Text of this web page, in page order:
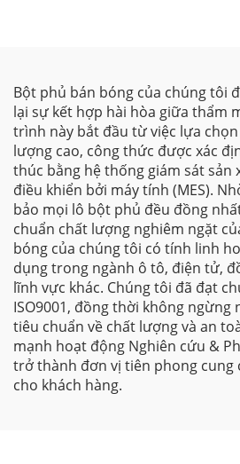
Bột phủ bán bóng của chúng tôi
lại sự kết hợp hài hòa giữa thẩm
trình này bắt đầu từ việc lựa
lượng cao, công thức được xác
thúc bằng hệ thống giám sát sản
điều khiển bởi máy tính (MES).
bảo mọi lô bột phủ đều đồng
chuẩn chất lượng nghiêm ngặt
bóng của chúng tôi có tính linh
dụng trong ngành ô tô, điện tử,
lĩnh vực khác. Chúng tôi đã đạt
ISO9001, đồng thời không ngừng
tiêu chuẩn về chất lượng và an
mạnh hoạt động Nghiên cứu &
trở thành đơn vị tiên phong cung
cho khách hàng.